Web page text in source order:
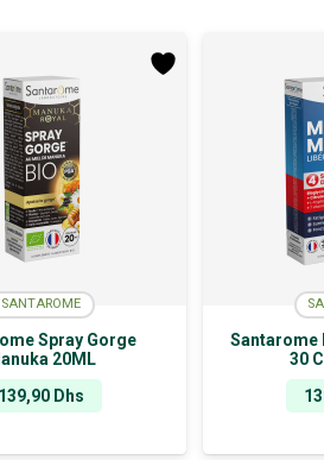
SANTAROME
Spray Gorge
20ML
139,90 Dhs
Santarome
30